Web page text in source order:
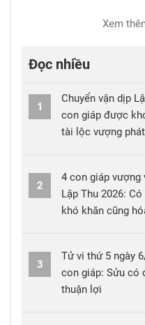
Xem
Đọc nhiều
1
Chuyển vận dịp
con giáp được
tài lộc vượng
2
4 con giáp vượng
Lập Thu 2026:
khó khăn cũng
3
Tử vi thứ 5 ngày
con giáp: Sửu có
thuận lợi